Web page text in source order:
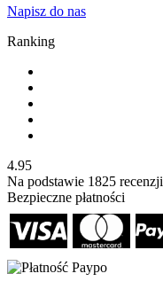
Napisz do nas
Ranking
4.95
Na podstawie 1825 recenzji
Bezpieczne płatności